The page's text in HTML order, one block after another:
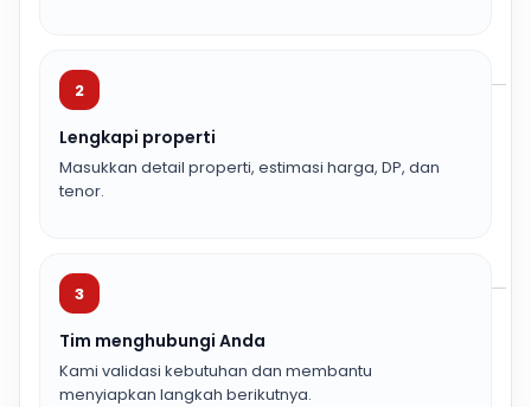
2
Lengkapi properti
Masukkan detail properti, estimasi harga, DP, dan
tenor.
3
Tim menghubungi Anda
Kami validasi kebutuhan dan membantu
menyiapkan langkah berikutnya.